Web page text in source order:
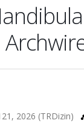
2026 (TRDizin)